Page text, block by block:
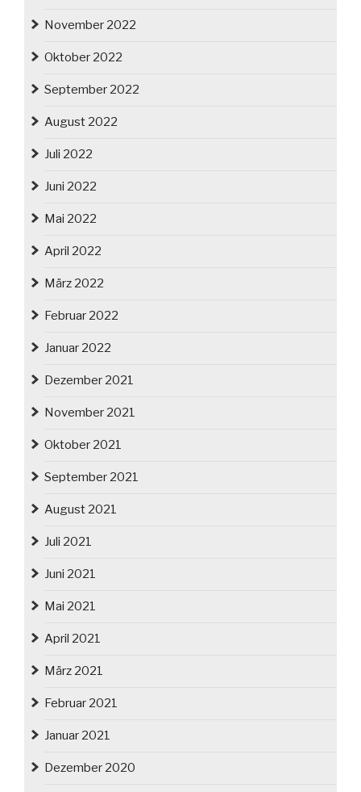
November 2022
Oktober 2022
September 2022
August 2022
Juli 2022
Juni 2022
Mai 2022
April 2022
März 2022
Februar 2022
Januar 2022
Dezember 2021
November 2021
Oktober 2021
September 2021
August 2021
Juli 2021
Juni 2021
Mai 2021
April 2021
März 2021
Februar 2021
Januar 2021
Dezember 2020